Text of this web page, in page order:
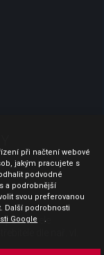
při načtení webové
jakým pracujete s
podvodné
a podrobnější
svou preferovanou
Další podrobnosti
Google .